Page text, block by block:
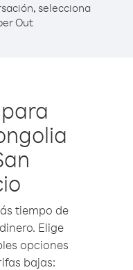
selecciona
Out
tiempo de
Elige
opciones
bajas: